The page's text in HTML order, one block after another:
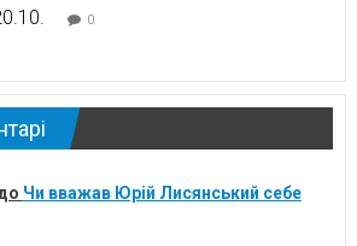
0
Чи вважав Юрій Лисянський себе